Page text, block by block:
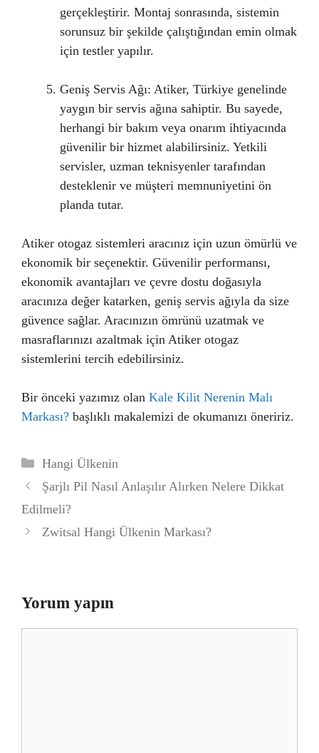
gerçekleştirir. Montaj sonrasında, sistemin
sorunsuz bir şekilde çalıştığından emin olmak
için testler yapılır.
Geniş Servis Ağı: Atiker, Türkiye genelinde
yaygın bir servis ağına sahiptir. Bu sayede,
herhangi bir bakım veya onarım ihtiyacında
güvenilir bir hizmet alabilirsiniz. Yetkili
servisler, uzman teknisyenler tarafından
desteklenir ve müşteri memnuniyetini ön
planda tutar.
Atiker otogaz sistemleri aracınız için uzun ömürlü ve
ekonomik bir seçenektir. Güvenilir performansı,
ekonomik avantajları ve çevre dostu doğasıyla
aracınıza değer katarken, geniş servis ağıyla da size
güvence sağlar. Aracınızın ömrünü uzatmak ve
masraflarınızı azaltmak için Atiker otogaz
sistemlerini tercih edebilirsiniz.
Bir önceki yazımız olan Kale Kilit Nerenin Malı
Markası? başlıklı makalemizi de okumanızı öneririz.
Kategoriler
Hangi Ülkenin
Şarjlı Pil Nasıl Anlaşılır Alırken Nelere Dikkat
Edilmeli?
Zwitsal Hangi Ülkenin Markası?
Yorum yapın